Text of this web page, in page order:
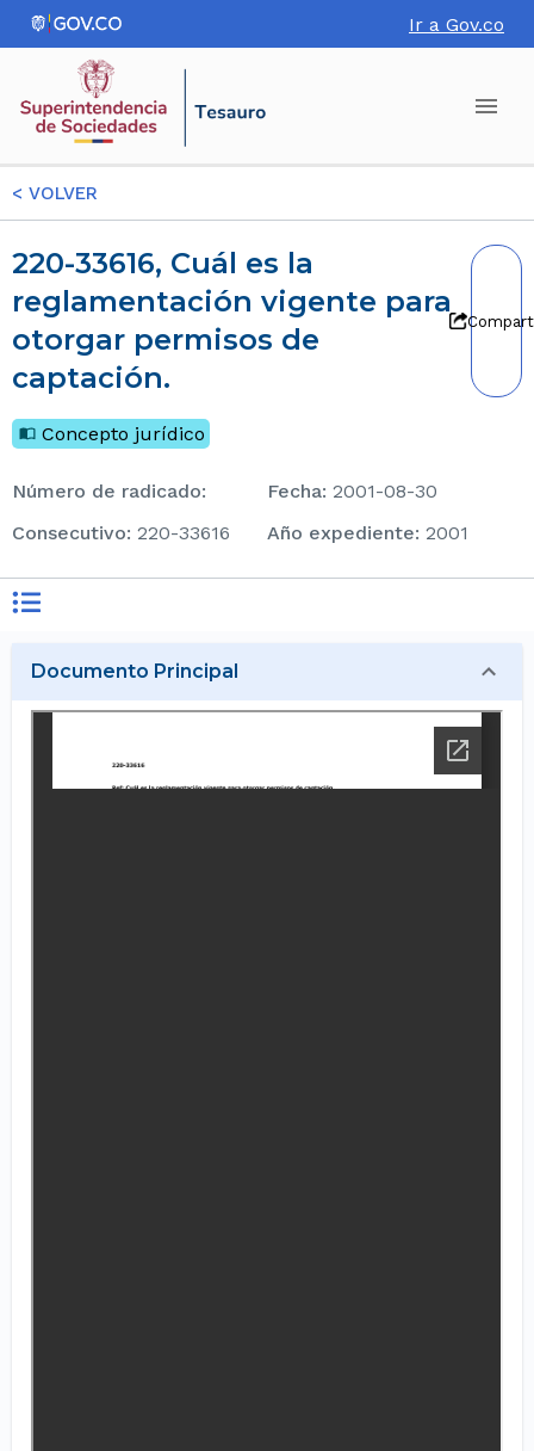
Ir a Gov.co
< VOLVER
220-33616, Cuál es la
reglamentación vigente para
otorgar permisos de
captación.
Concepto jurídico
Número de radicado: Fecha: 2001-08-30
consecutivo: 220-33616 Año expediente: 2001
Documento Principal